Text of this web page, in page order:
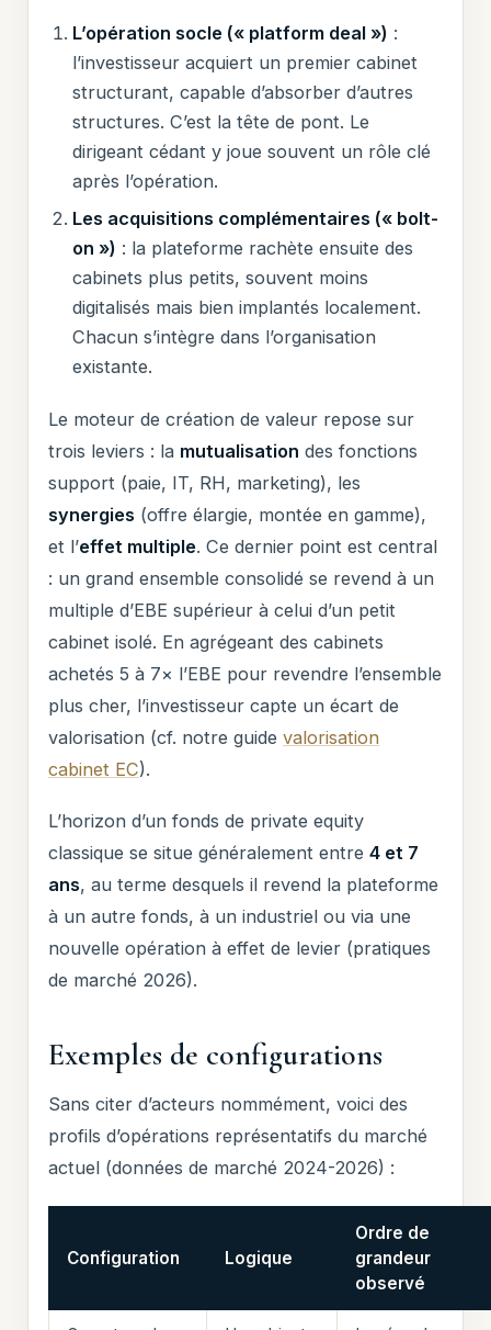
L’opération socle (« platform deal ») :
l’investisseur acquiert un premier cabinet
structurant, capable d’absorber d’autres
structures. C’est la tête de pont. Le
dirigeant cédant y joue souvent un rôle clé
après l’opération.
Les acquisitions complémentaires (« bolt-
on ») : la plateforme rachète ensuite des
cabinets plus petits, souvent moins
digitalisés mais bien implantés localement.
Chacun s’intègre dans l’organisation
existante.
Le moteur de création de valeur repose sur
trois leviers : la mutualisation des fonctions
support (paie, IT, RH, marketing), les
synergies (offre élargie, montée en gamme),
et l’effet multiple. Ce dernier point est central
: un grand ensemble consolidé se revend à un
multiple d’EBE supérieur à celui d’un petit
cabinet isolé. En agrégeant des cabinets
achetés 5 à 7× l’EBE pour revendre l’ensemble
plus cher, l’investisseur capte un écart de
valorisation (cf. notre guidevalorisation
cabinet EC).
L’horizon d’un fonds de private equity
classique se situe généralement entre4 et 7
ans, au terme desquels il revend la plateforme
à un autre fonds, à un industriel ou via une
nouvelle opération à effet de levier (pratiques
de marché 2026).
Exemples de configurations
Sans citer d’acteurs nommément, voici des
profils d’opérations représentatifs du marché
actuel (données de marché 2024-2026) :
Configuration Logique
Ordre de
grandeur
observé